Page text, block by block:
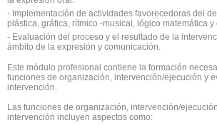
- Implementación de actividades favorecedoras del
plástica, gráfica, rítmico -musical, lógico matemática y
- Evaluación del proceso y el resultado de la
ámbito de la expresión y comunicación.
Este módulo profesional contiene la formación
funciones de organización, intervención/ejecución y
intervención.
Las funciones de organización, intervención/
intervención incluyen aspectos como: